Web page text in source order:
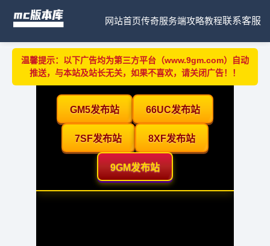
网站首页传奇服务端攻略教程联系客服
温馨提示：以下广告均为第三方平台（www.9gm.com）自动
推送，与本站及站长无关，如果不喜欢，请关闭广告！！